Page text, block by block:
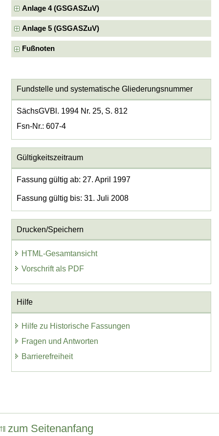
Anlage 4 (GSGASZuV)
Anlage 5 (GSGASZuV)
Fußnoten
Fundstelle und systematische Gliederungsnummer
SächsGVBl. 1994 Nr. 25, S. 812
Fsn-Nr.: 607-4
Gültigkeitszeitraum
Fassung gültig ab: 27. April 1997
Fassung gültig bis: 31. Juli 2008
Drucken/Speichern
HTML-Gesamtansicht
Vorschrift als PDF
Hilfe
Hilfe zu Historische Fassungen
Fragen und Antworten
Barrierefreiheit
zum Seitenanfang